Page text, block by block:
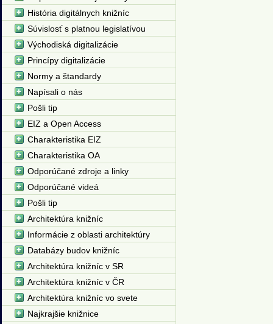
História digitálnych knižníc
Súvislosť s platnou legislatívou
Východiská digitalizácie
Princípy digitalizácie
Normy a štandardy
Napísali o nás
Pošli tip
EIZ a Open Access
Charakteristika EIZ
Charakteristika OA
Odporúčané zdroje a linky
Odporúčané videá
Pošli tip
Architektúra knižníc
Informácie z oblasti architektúry
Databázy budov knižníc
Architektúra knižníc v SR
Architektúra knižníc v ČR
Architektúra knižníc vo svete
Najkrajšie knižnice